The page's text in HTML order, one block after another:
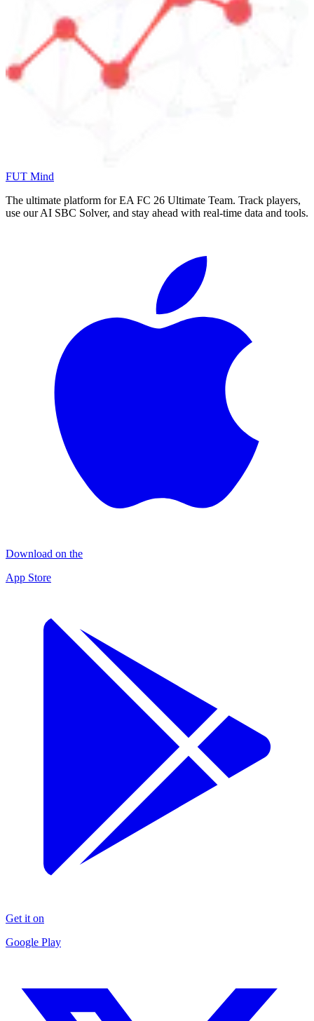
FUT Mind
The ultimate platform for EA FC 26 Ultimate Team. Track players,
use our AI SBC Solver, and stay ahead with real-time data and tools.
Download on the
App Store
Get it on
Google Play